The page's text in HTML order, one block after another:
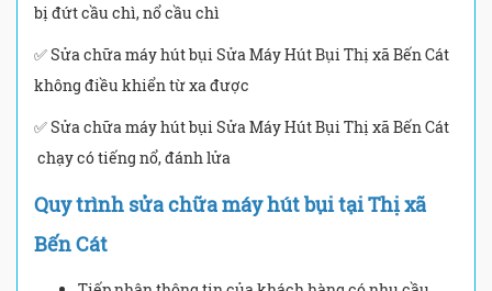
bị đứt cầu chì, nổ cầu chì
✅ Sửa chữa máy hút bụi Sửa Máy Hút Bụi Thị xã Bến Cát
không điều khiển từ xa được
✅ Sửa chữa máy hút bụi Sửa Máy Hút Bụi Thị xã Bến Cát
chạy có tiếng nổ, đánh lửa
Quy trình sửa chữa máy hút bụi tại Thị xã
Bến Cát